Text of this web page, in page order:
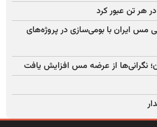
یورویی مس ایران با بومی‌سازی در پروژه‌های
از عرضه مس افزایش یافت